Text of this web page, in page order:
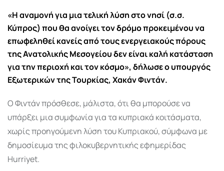
«Η αναμονή για μια τελική λύση στο νησί (σ.σ.
Κύπρος) που θα ανοίγει τον δρόμο προκειμένου να
επωφεληθεί κανείς από τους ενεργειακούς πόρους
της Ανατολικής Μεσογείου δεν είναι καλή κατάσταση
για την περιοχή και τον κόσμο», δήλωσε ο υπουργός
Εξωτερικών της Τουρκίας, Χακάν Φιντάν.
Ο Φιντάν πρόσθεσε, μάλιστα, ότι θα μπορούσε να
υπάρξει μια συμφωνία για τα κυπριακά κοιτάσματα,
χωρίς προηγούμενη λύση του Κυπριακού, σύμφωνα με
δημοσίευμα της φιλοκυβερνητικής εφημερίδας
Hurriyet.